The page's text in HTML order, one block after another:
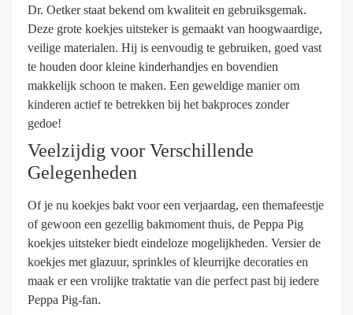
Dr. Oetker staat bekend om kwaliteit en gebruiksgemak.
Deze grote koekjes uitsteker is gemaakt van hoogwaardige,
veilige materialen. Hij is eenvoudig te gebruiken, goed vast
te houden door kleine kinderhandjes en bovendien
makkelijk schoon te maken. Een geweldige manier om
kinderen actief te betrekken bij het bakproces zonder
gedoe!
Veelzijdig voor Verschillende
Gelegenheden
Of je nu koekjes bakt voor een verjaardag, een themafeestje
of gewoon een gezellig bakmoment thuis, de Peppa Pig
koekjes uitsteker biedt eindeloze mogelijkheden. Versier de
koekjes met glazuur, sprinkles of kleurrijke decoraties en
maak er een vrolijke traktatie van die perfect past bij iedere
Peppa Pig-fan.